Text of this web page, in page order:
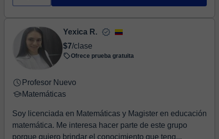
Yexica R.
$7/clase
Ofrece prueba gratuita
Profesor Nuevo
Matemáticas
Soy licenciada en Matemáticas y Magister en educación
matemática. Me interesa hacer parte de este grupo
porque quiero brindar el conocimiento que teng...